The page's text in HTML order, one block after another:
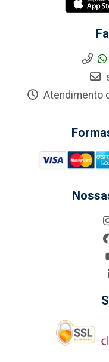
Atendimento